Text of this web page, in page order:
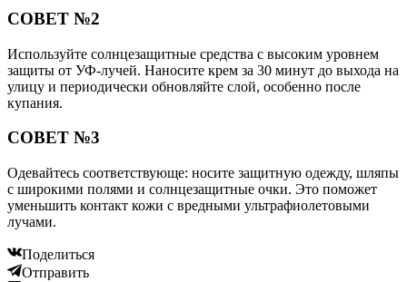
СОВЕТ №2
Используйте солнцезащитные средства с высоким уровнем
защиты от УФ-лучей. Наносите крем за 30 минут до выхода на
улицу и периодически обновляйте слой, особенно после
купания.
СОВЕТ №3
Одевайтесь соответствующе: носите защитную одежду, шляпы
с широкими полями и солнцезащитные очки. Это поможет
уменьшить контакт кожи с вредными ультрафиолетовыми
лучами.
Поделиться
Отправить